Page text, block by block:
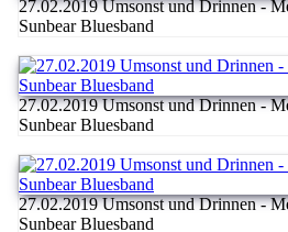
27.02.2019 Umsonst und Drinnen -
Sunbear Bluesband
27.02.2019 Umsonst und Drinnen -
Sunbear Bluesband
27.02.2019 Umsonst und Drinnen -
Sunbear Bluesband